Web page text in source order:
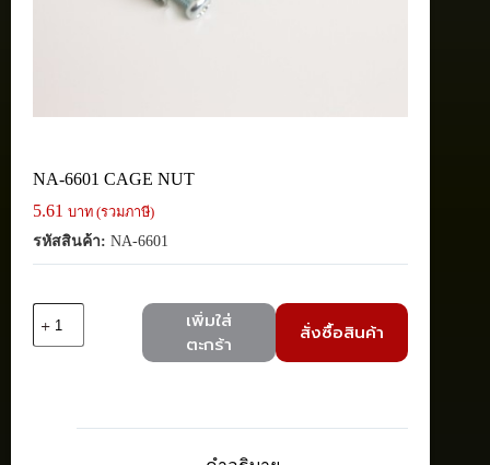
NA-6601 CAGE NUT
5.61 บาท (รวมภาษี)
รหัสสินค้า: NA-6601
NA-
เพิ่มใส่
ตะกร้า
สั่งซื้อสินค้า